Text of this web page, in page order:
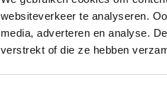
websiteverkeer te analyseren.
media, adverteren en analyse.
verstrekt of die ze hebben